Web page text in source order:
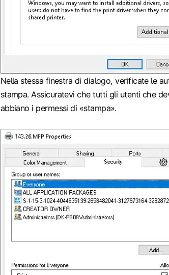
Nella stessa finestra di dialogo, verificate le
stampa. Assicuratevi che tutti gli utenti che
abbiano i permessi di «stampa».